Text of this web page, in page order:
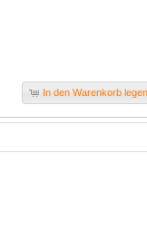
In den Warenkorb